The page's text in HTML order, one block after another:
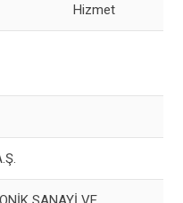
Hizmet